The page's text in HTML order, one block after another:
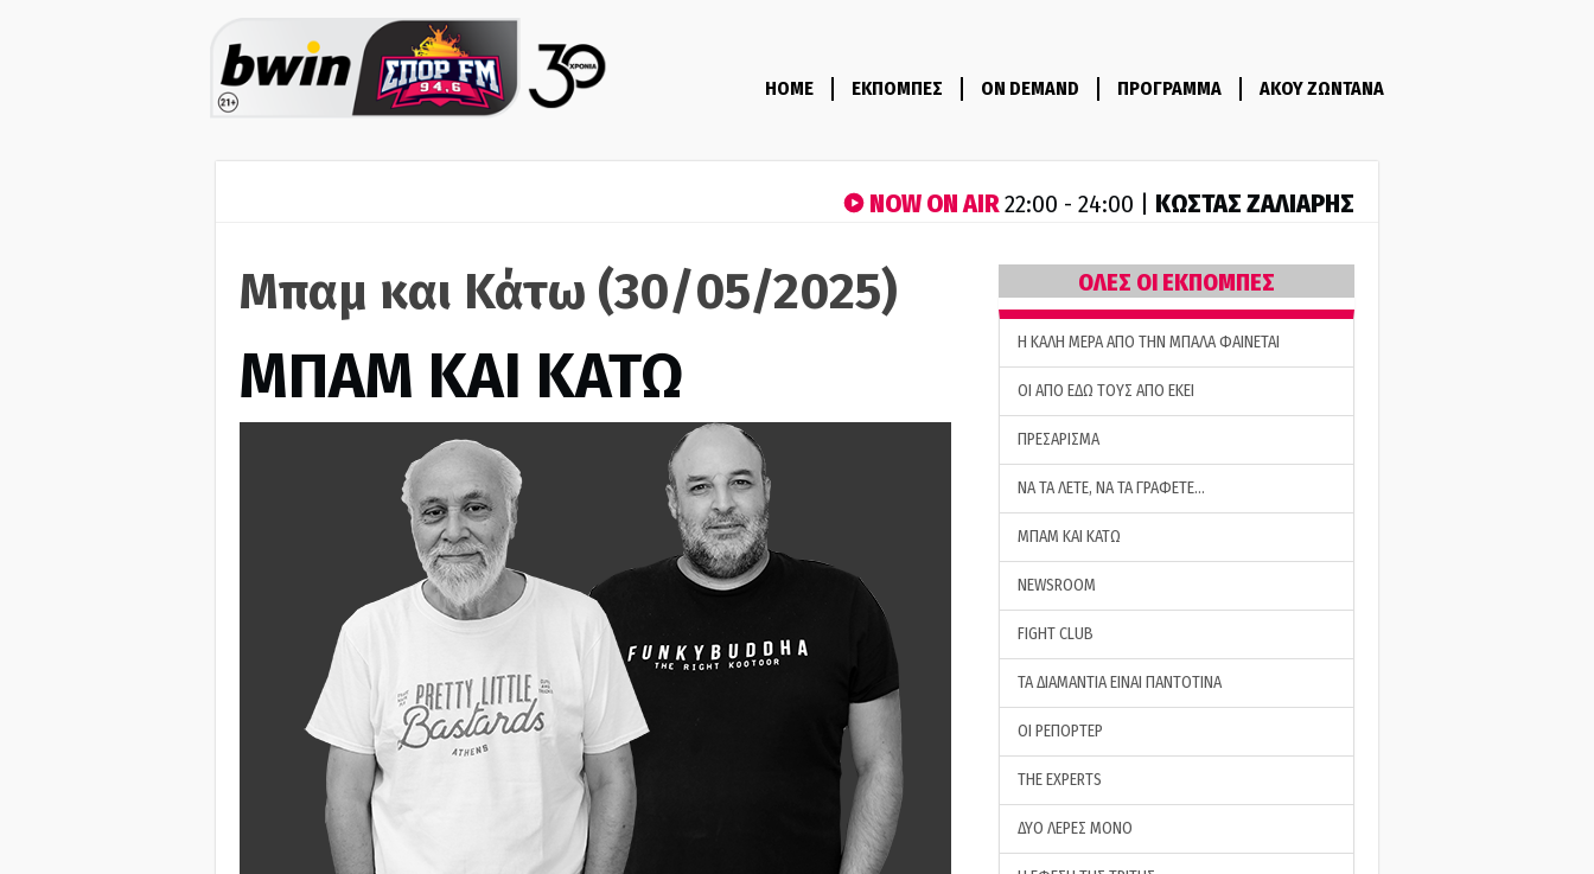
HOME ΕΚΠΟΜΠΕΣ ON DEMAND ΠΡΟΓΡΑΜΜΑ ΑΚΟΥ ΖΩΝΤΑΝΑ
NOW ON AIR22:00 - 24:00 | ΚΩΣΤΑΣ ΖΑΛΙΑΡΗΣ
Μπαμ και Κάτω (30/05/2025)
ΜΠΑΜ ΚΑΙ ΚΑΤΩ
ΟΛΕΣ ΟΙ ΕΚΠΟΜΠΕΣ
H ΚΑΛΗ ΜΕΡΑ ΑΠΟ ΤΗΝ ΜΠΑΛΑ ΦΑΙΝΕΤΑΙ
ΟΙ ΑΠΟ ΕΔΩ ΤΟΥΣ ΑΠΟ ΕΚΕΙ
ΠΡΕΣΑΡΙΣΜΑ
ΝΑ ΤΑ ΛΕΤΕ, ΝΑ ΤΑ ΓΡΑΦΕΤΕ…
ΜΠΑΜ ΚΑΙ ΚΑΤΩ
NEWSROOM
FIGHT CLUB
ΤΑ ΔΙΑΜΑΝΤΙΑ ΕΙΝΑΙ ΠΑΝΤΟΤΙΝΑ
ΟΙ ΡΕΠΟΡΤΕΡ
THE EXPERTS
ΔΥΟ ΛΕΡΕΣ ΜΟΝΟ